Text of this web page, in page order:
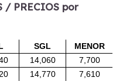
/ PRECIOS por
SGL
MENOR
14,060
7,700
14,770 7,610